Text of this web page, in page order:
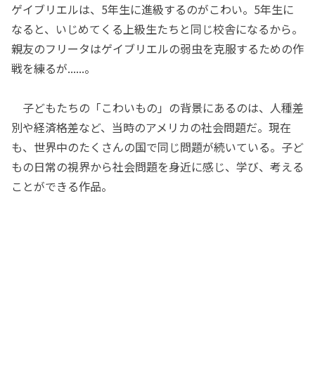
ゲイブリエルは、5年生に進級するのがこわい。5年生に
なると、いじめてくる上級生たちと同じ校舎になるから。
親友のフリータはゲイブリエルの弱虫を克服するための作
戦を練るが......。
子どもたちの「こわいもの」の背景にあるのは、人種差
別や経済格差など、当時のアメリカの社会問題だ。現在
も、世界中のたくさんの国で同じ問題が続いている。子ど
もの日常の視界から社会問題を身近に感じ、学び、考える
ことができる作品。